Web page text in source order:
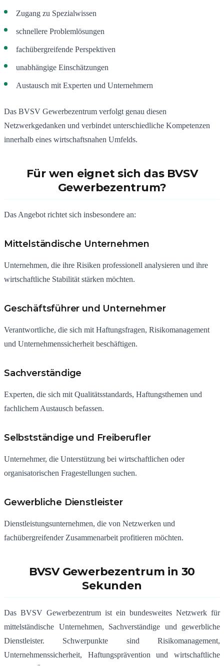
Zugang zu Spezialwissen
schnellere Problemlösungen
fachübergreifende Perspektiven
unabhängige Einschätzungen
Austausch mit Experten und Unternehmern
Das BVSV Gewerbezentrum verfolgt genau diesen
Netzwerkgedanken und verbindet unterschiedliche Kompetenzen
innerhalb eines wirtschaftsnahen Umfelds.
Für wen eignet sich das BVSV
Gewerbezentrum?
Das Angebot richtet sich insbesondere an:
Mittelständische Unternehmen
Unternehmen, die ihre Risiken professionell analysieren und ihre
wirtschaftliche Stabilität stärken möchten.
Geschäftsführer und Unternehmer
Verantwortliche, die sich mit Haftungsfragen, Risikomanagement
und Unternehmenssicherheit beschäftigen.
Sachverständige
Experten, die sich mit Qualitätsstandards, Haftungsthemen und
fachlichem Austausch befassen.
Selbstständige und Freiberufler
Unternehmer, die Unterstützung bei wirtschaftlichen oder
organisatorischen Fragestellungen suchen.
Gewerbliche Dienstleister
Dienstleistungsunternehmen, die von Netzwerken und
fachübergreifender Zusammenarbeit profitieren möchten.
BVSV Gewerbezentrum in 30
Sekunden
Das BVSV Gewerbezentrum ist ein bundesweites Netzwerk für
mittelständische Unternehmen, Sachverständige und gewerbliche
Dienstleister. Schwerpunkte sind Risikomanagement,
Unternehmenssicherheit, Haftungsprävention und wirtschaftliche